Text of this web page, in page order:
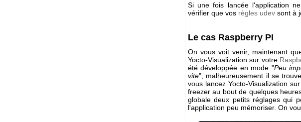
Si une fois lancée l'application
vérifier que vos règles udev sont à
Le cas Raspberry PI
On vous voit venir, maintenant
Yocto-Visualization sur votre
été développée en mode "Peu
vite", malheureusement il se
vous lancez Yocto-Visualization
freezer au bout de quelques
globale deux petits réglages qui
l'application peu mémoriser. On